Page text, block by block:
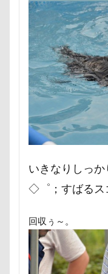
サラサラ
サ
サマーちゃん
ササミジャーキー
シュウイチDOG
ストルバイト
スターバックス
ジョージくん
ジュンくん
ジャンピングキャ
ジグソーパズル
ショートケーキ
ゴッドハンド
クリスマスディナ
いきなりしっ
◇゜；すばるス
回収ぅ～。
三井アウトレット
七夕
一発芸
ヴィンテージ
中島フィールズ
來夢（らいむ）ち
作品レビューコメ
佐久穂町
似
代々木公園
人をダメにするク
九十九里浜
名刺入れ
ワ
小太郎くん